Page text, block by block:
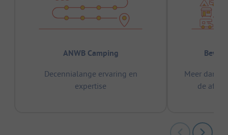
ANWB Camping
Decennialange ervaring en
expertise
Meer dan
de